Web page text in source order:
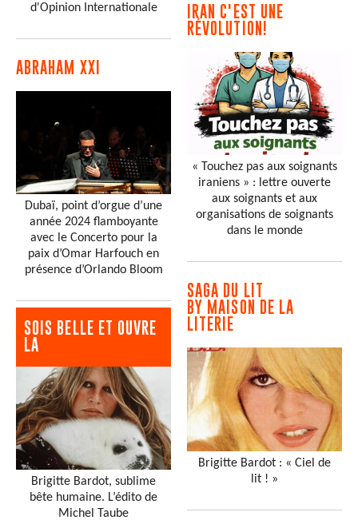
d'Opinion Internationale
ABRAHAM XXI
Dubaï, point d’orgue d’une
année 2024 flamboyante
avec le Concerto pour la
paix d’Omar Harfouch en
présence d’Orlando Bloom
SOIS BELLE ET OUVRE
LA
Brigitte Bardot, sublime
bête humaine. L’édito de
Michel Taube
IRAN C'EST UNE
RÉVOLUTION!
« Touchez pas aux soignants
iraniens » : lettre ouverte
aux soignants et aux
organisations de soignants
dans le monde
SAGA DU LIT
BY MAISON DE LA
LITERIE
Brigitte Bardot : « Ciel de
lit ! »